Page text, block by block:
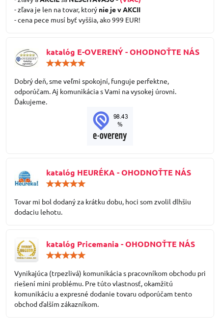
- zľava je len na tovar, ktorý nie je v AKCII
- cena pece musí byť vyššia, ako 999 EUR!
katalóg E-OVERENÝ - OHODNOŤTE NÁS
5
Dobrý deň, sme veľmi spokojní, funguje perfektne,
odporúčam. Aj komunikácia s Vami na vysokej úrovni.
Ďakujeme.
katalóg HEURÉKA - OHODNOŤTE NÁS
5
Tovar mi bol dodaný za krátku dobu, hoci som zvolil dlhšiu
dodaciu lehotu.
katalóg Pricemania - OHODNOŤTE NÁS
5
Vynikajúca (trpezlivá) komunikácia s pracovníkom obchodu pri
riešení mini problému. Pre túto vlastnosť, okamžitú
komunikáciu a expresné dodanie tovaru odporúčam tento
obchod ďalším zákazníkom.